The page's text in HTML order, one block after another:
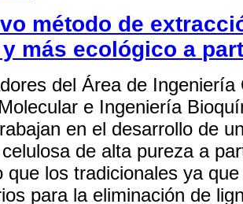
método de
más ecológico a
del Área de
e Ingeniería
en el desarrollo de
de alta pureza a
que los tradicionales ya
para la eliminación de